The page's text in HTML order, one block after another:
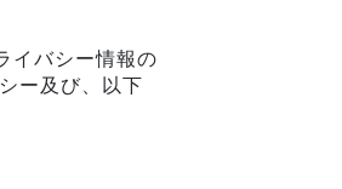
イバシー情報の
ー及び、以下